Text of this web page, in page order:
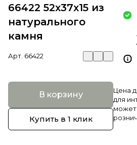
66422 52х37х15 из
натурального
камня
Арт. 66422
В корзину
Купить в 1 клик
Цена
для
может